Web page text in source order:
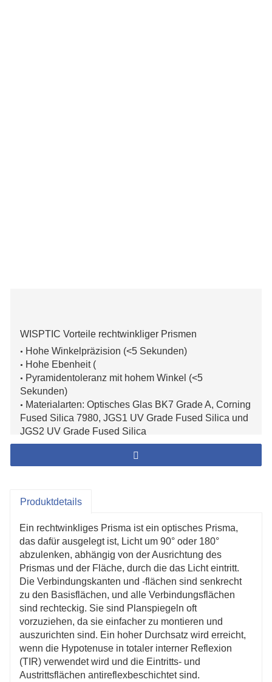
WISPTIC Vorteile rechtwinkliger Prismen
• Hohe Winkelpräzision (<5 Sekunden)
• Hohe Ebenheit (
• Pyramidentoleranz mit hohem Winkel (<5
Sekunden)
• Materialarten: Optisches Glas BK7 Grade A, Corning
Fused Silica 7980, JGS1 UV Grade Fused Silica und
JGS2 UV Grade Fused Silica
•Konkurrenzfähiger Preis und Lieferzeit
Produktdetails
Ein rechtwinkliges Prisma ist ein optisches Prisma,
das dafür ausgelegt ist, Licht um 90° oder 180°
abzulenken, abhängig von der Ausrichtung des
Prismas und der Fläche, durch die das Licht eintritt.
Die Verbindungskanten und -flächen sind senkrecht
zu den Basisflächen, und alle Verbindungsflächen
sind rechteckig. Sie sind Planspiegeln oft
vorzuziehen, da sie einfacher zu montieren und
auszurichten sind. Ein hoher Durchsatz wird erreicht,
wenn die Hypotenuse in totaler interner Reflexion
(TIR) ​​verwendet wird und die Eintritts- und
Austrittsflächen antireflexbeschichtet sind.